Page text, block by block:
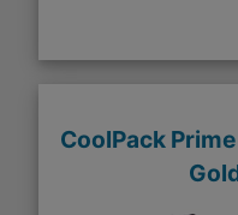
CoolPack